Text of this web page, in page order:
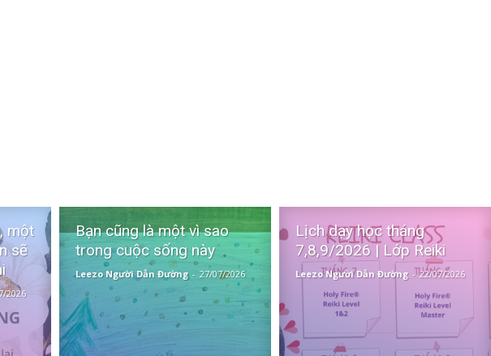
một
sẽ
2026
Bạn cũng là một vì sao
trong cuộc sống này
Leezo Người Dẫn Đường - 27/07/2026
Lịch dạy học tháng
7,8,9/2026 | Lớp Reiki
Leezo Người Dẫn Đường - 22/07/2026